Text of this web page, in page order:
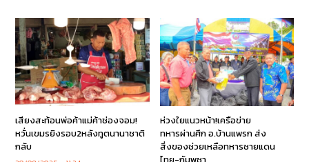
เสียงสะท้อนพ่อค้าแม่ค้าช่องจอม!
หวั่นเขมรยิงรอบ2หลังทูตนานาชาติ
กลับ
ห่วงใยแนวหน้า!เครือข่าย
ทหารผ่านศึก อ.บ้านแพรก ส่ง
สิ่งของช่วยเหลือทหารชายแดน